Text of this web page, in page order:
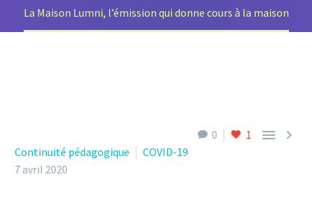
La Maison Lumni, l’émission qui donne cours à la maison
0 1  
Continuité pédagogique
COVID-19
7 avril 2020